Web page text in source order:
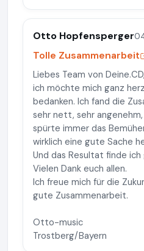
Otto Hopfensperger
Tolle Zusammenarbeit
Liebes Team von Deine.CD,
ich möchte mich ganz
bedanken. Ich fand die
sehr nett, sehr angenehm,
spürte immer das
wirklich eine gute Sache
Und das Resultat finde
Vielen Dank euch allen.
Ich freue mich für die
gute Zusammenarbeit.
Otto-music
Trostberg/Bayern